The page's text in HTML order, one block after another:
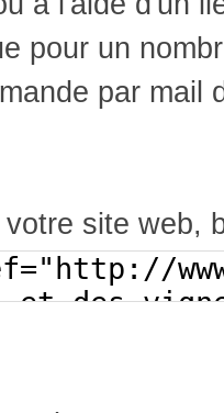
pour un
par mail
site web,